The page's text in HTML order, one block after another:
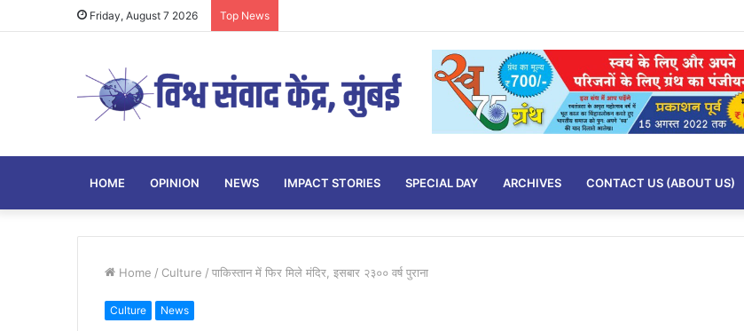
Friday, August 7 2026 Top News
HOME OPINION NEWS IMPACT STORIES SPECIAL DAY ARCHIVES CONTACT US (ABOUT US)
Home / Culture / पाकिस्तान में फिर मिले मंदिर, इसबार २३०० वर्ष पुराना
Culture News